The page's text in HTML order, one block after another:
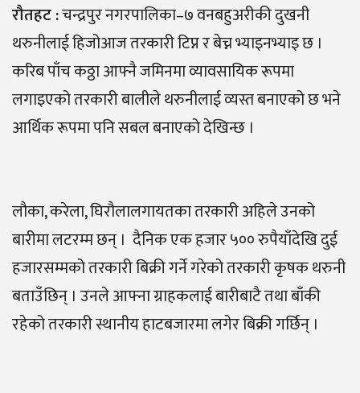
रौतहट:चन्द्रपुर नगरपालिका–७ वनबहुअरीकी दुखनी
थरुनीलाई हिजोआज तरकारी टिप्न र बेच्न भ्याइनभ्याइ छ ।
करिब पाँच कठ्ठा आफ्नै जमिनमा व्यावसायिक रूपमा
लगाइएको तरकारी बालीले थरुनीलाई व्यस्त बनाएको छ भने
आर्थिक रूपमा पनि सबल बनाएको देखिन्छ ।
लौका, करेला, घिरौलालगायतका तरकारी अहिले उनको
बारीमा लटरम्म छन् । दैनिक एक हजार ५०० रुपैयाँदेखि दुई
हजारसम्मको तरकारी बिक्री गर्ने गरेको तरकारी कृषक थरुनी
बताउँछिन् । उनले आफ्ना ग्राहकलाई बारीबाटै तथा बाँकी
रहेको तरकारी स्थानीय हाटबजारमा लगेर बिक्री गर्छिन् ।